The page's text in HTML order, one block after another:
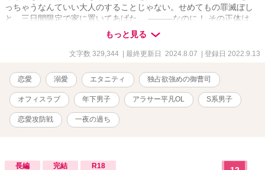
っちゃうなんていい大人のすることじゃない。せめてもの罪滅ぼし
と、三日間限定で家に置いてあげた。 ―――なのに！ その正体は、
ななな、なんと！グループ親会社の役員！しかも御曹司だと！？ 恋
を諦めたアラサーモブ子と、あふれる愛を注ぎたくて堪らない年下
御曹司の溺愛攻防戦☆ 「馬鹿だと思うよ自分でも。―――それでも
｡.:*･ﾟ♡★♡ﾟ･* ▶Attention ※この物語はフィクションです。登場す
る人物・団体・名称等は架空であり、実在のものとは関係ありませ
ん。
もっと見る
文字数 329,344 | 最終更新日 2024.8.07 | 登録日 2022.9.13
恋愛 溺愛 エタニティ 独占欲強めの御曹司
オフィスラブ 年下男子 アラサー平凡OL S系男子
恋愛攻防戦 一夜の過ち
長編 完結 R18